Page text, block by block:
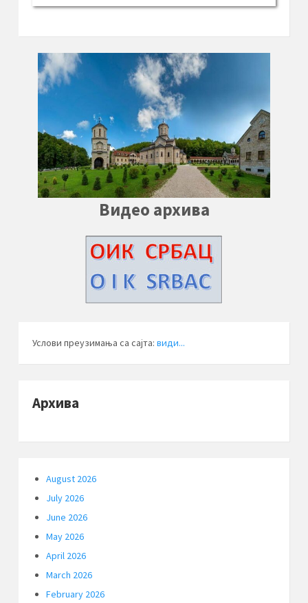
Видео архива
Услови преузимања са сајта: види...
Архива
August 2026
July 2026
June 2026
May 2026
April 2026
March 2026
February 2026